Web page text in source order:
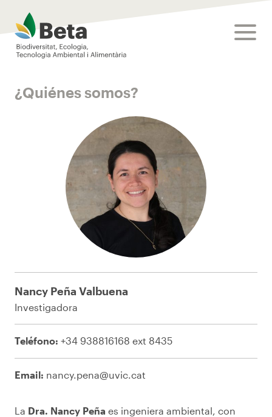
Beta Tech Center
¿Quiénes somos?
Nancy Peña Valbuena
Investigadora
Teléfono: +34 938816168 ext 8435
Email: nancy.pena@uvic.cat
La Dra. Nancy Peña es ingeniera ambiental, con